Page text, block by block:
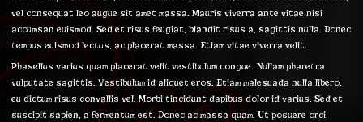
vel consequat leo augue sit amet massa. Mauris viverra ante vitae nisi
accumsan euismod. Sed et risus feugiat, blandit risus a, sagittis nulla. Donec
tempus euismod lectus, ac placerat massa. Etiam vitae viverra velit.
Phasellus varius quam placerat velit vestibulum congue. Nullam pharetra
vulputate sagittis. Vestibulum id aliquet eros. Etiam malesuada nulla libero,
eu dictum risus convallis vel. Morbi tincidunt dapibus dolor id varius. Sed et
suscipit sapien, a fermentum est. Donec ac massa quam. Ut posuere orci